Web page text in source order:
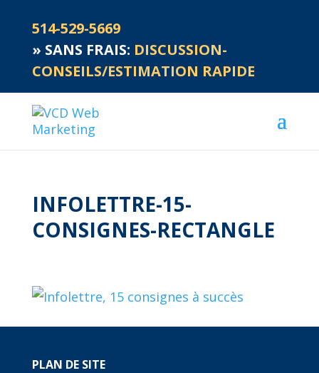
514-529-5669
» SANS FRAIS: DISCUSSION-
CONSEILS/ESTIMATION RAPIDE
INFOLETTRE-15-
CONSIGNES-RECTANGLE
PLAN DE SITE